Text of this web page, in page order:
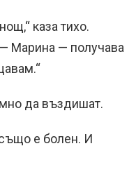
каза тихо.
Марина — получава
да въздишат.
е болен. И